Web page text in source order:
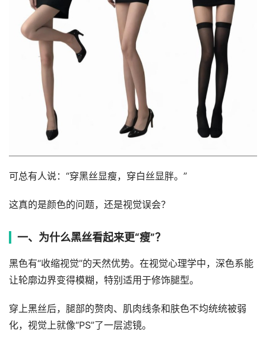
可总有人说：“穿黑丝显瘦，穿白丝显胖。”
这真的是颜色的问题，还是视觉误会？
一、为什么黑丝看起来更“瘦”？
黑色有“收缩视觉”的天然优势。在视觉心理学中，深色系能
让轮廓边界变得模糊，特别适用于修饰腿型。
穿上黑丝后，腿部的赘肉、肌肉线条和肤色不均统统被弱
化，视觉上就像“PS”了一层滤镜。